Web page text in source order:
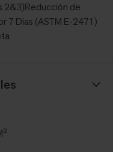
2&3)Reducción de
7 Días (ASTM E-2471)